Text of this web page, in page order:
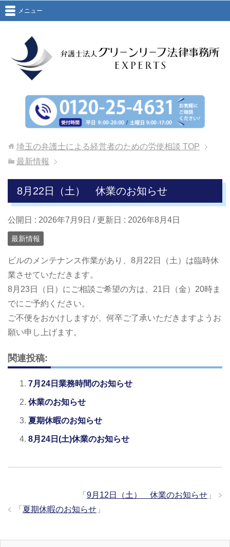
メニュー
埼玉の弁護士による経営者のための労使相談 TOP
最新情報
8月22日（土） 休業のお知らせ
公開日 : 2026年7月9日 / 更新日 : 2026年8月4日
最新情報
ビルのメンテナンス作業があり、8月22日（土）は臨時休
業させていただきます。
8月23日（日）にご相談ご希望の方は、21日（金）20時ま
でにご予約ください。
ご不便をおかけしますが、何卒ご了承いただきますようお
願い申し上げます。
関連投稿:
7月24日業務時間のお知らせ
休業のお知らせ
夏期休暇のお知らせ
8月24日(土)休業のお知らせ
「 9月12日（土） 休業のお知らせ 」
「 夏期休暇のお知らせ 」